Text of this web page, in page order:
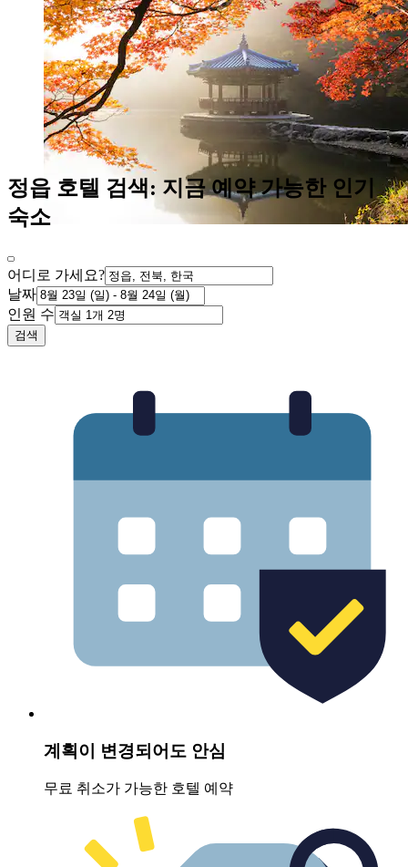
정읍 호텔 검색: 지금 예약 가능한 인기
숙소
어디로 가세요?
날짜
인원 수
검색
계획이 변경되어도 안심
무료 취소가 가능한 호텔 예약